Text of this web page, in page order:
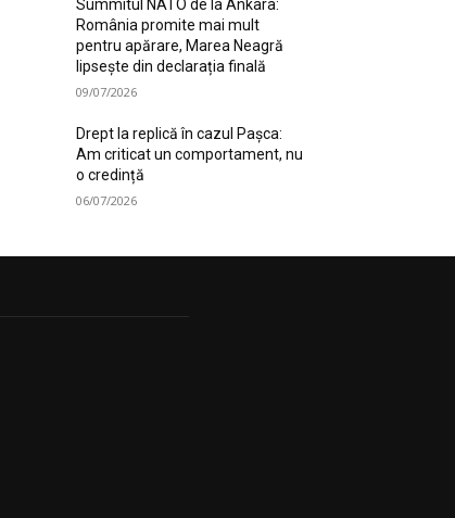
Summitul NATO de la Ankara:
România promite mai mult
pentru apărare, Marea Neagră
lipsește din declarația finală
09/07/2026
Drept la replică în cazul Pașca:
Am criticat un comportament, nu
o credință
06/07/2026